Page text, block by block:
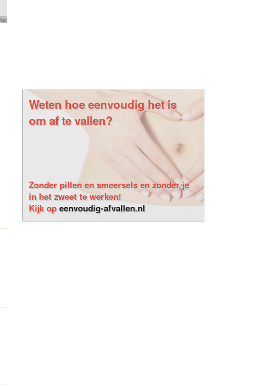
Weten hoe eenvoudig het is
om af te vallen?
Zonder pillen en smeersels en zonder je
in het zweet te werken!
Kijk opeenvoudig-afvallen.nl